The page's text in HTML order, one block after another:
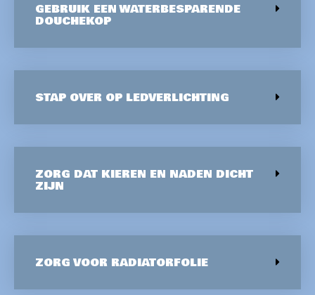
GEBRUIK EEN WATERBESPARENDE
DOUCHEKOP
STAP OVER OP LEDVERLICHTING
ZORG DAT KIEREN EN NADEN DICHT
ZIJN
ZORG VOOR RADIATORFOLIE